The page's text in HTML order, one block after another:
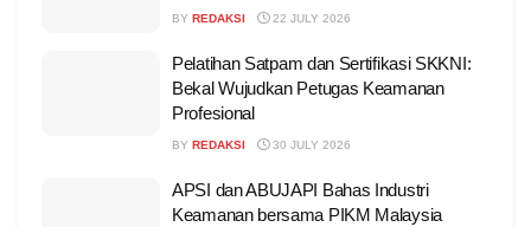
BY REDAKSI 22 JULY 2026
Pelatihan Satpam dan Sertifikasi SKKNI:
Bekal Wujudkan Petugas Keamanan
Profesional
BY REDAKSI 30 JULY 2026
APSI dan ABUJAPI Bahas Industri
Keamanan bersama PIKM Malaysia